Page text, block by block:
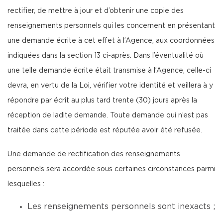
rectifier, de mettre à jour et d’obtenir une copie des
renseignements personnels qui les concernent en présentant
une demande écrite à cet effet à l’Agence, aux coordonnées
indiquées dans la section 13 ci-après. Dans l’éventualité où
une telle demande écrite était transmise à l’Agence, celle-ci
devra, en vertu de la Loi, vérifier votre identité et veillera à y
répondre par écrit au plus tard trente (30) jours après la
réception de ladite demande. Toute demande qui n’est pas
traitée dans cette période est réputée avoir été refusée.
Une demande de rectification des renseignements
personnels sera accordée sous certaines circonstances parmi
lesquelles :
Les renseignements personnels sont inexacts ;